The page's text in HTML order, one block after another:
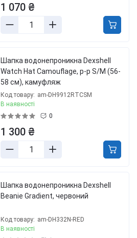
1 070 ₴
Шапка водонепроникна Dexshell
Watch Hat Camouflage, р-р S/M (56-
58 см), камуфляж
Код товару: am-DH9912RTCSM
В наявності
0
1 300 ₴
Шапка водонепроникна Dexshell
Beanie Gradient, червоний
Код товару: am-DH332N-RED
В наявності